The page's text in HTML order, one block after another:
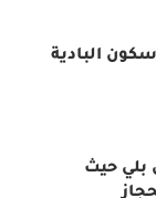
البادية
بلي حيث